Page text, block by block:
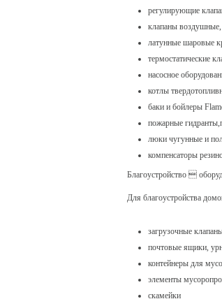
регулирующие
клапаны
латунные шаровые
термостатические
насосное
котлы
баки и бойлеры
пожарные
люки чугунные и
компенсаторы
Благоустройство 
Для благоустройства
загрузочные
почтовые ящики,
контейнеры для
элементы
скамейки